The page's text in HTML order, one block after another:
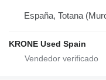
España, Totana
KRONE Used Spain